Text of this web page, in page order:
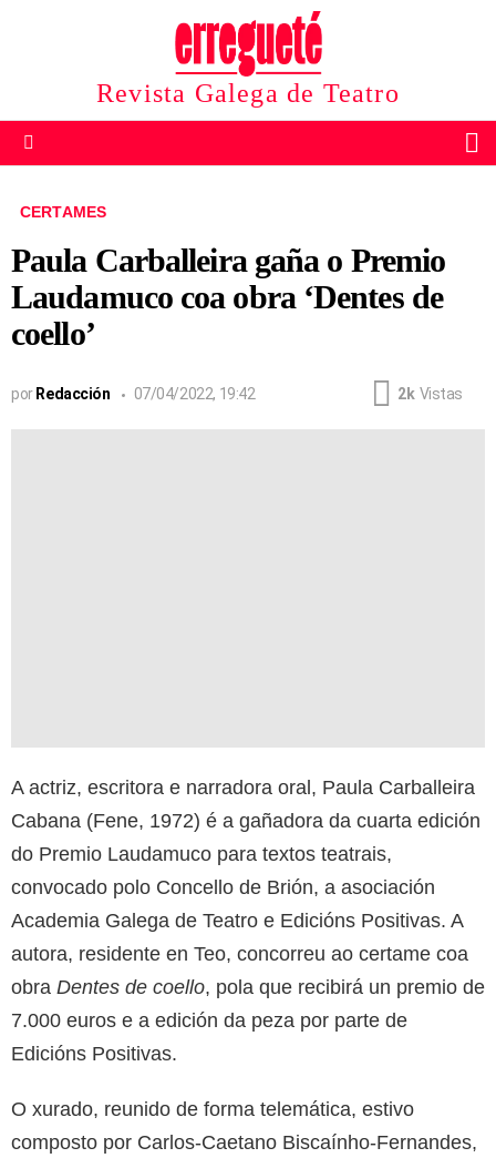
Revista Galega de Teatro
CERTAMES
Paula Carballeira gaña o Premio
Laudamuco coa obra ‘Dentes de
coello’
por Redacción 07/04/2022, 19:42 2k Vistas
A actriz, escritora e narradora oral, Paula Carballeira
Cabana (Fene, 1972) é a gañadora da cuarta edición
do Premio Laudamuco para textos teatrais,
convocado polo Concello de Brión, a asociación
Academia Galega de Teatro e Edicións Positivas. A
autora, residente en Teo, concorreu ao certame coa
obra Dentes de coello, pola que recibirá un premio de
7.000 euros e a edición da peza por parte de
Edicións Positivas.
O xurado, reunido de forma telemática, estivo
composto por Carlos-Caetano Biscaínho-Fernandes,